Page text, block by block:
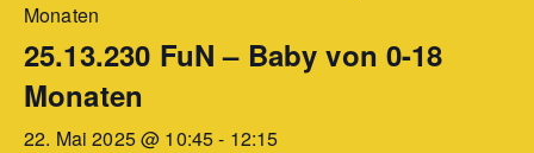
Monaten
25.13.230 FuN – Baby von 0-18
Monaten
22. Mai 2025 @ 10:45- 12:15